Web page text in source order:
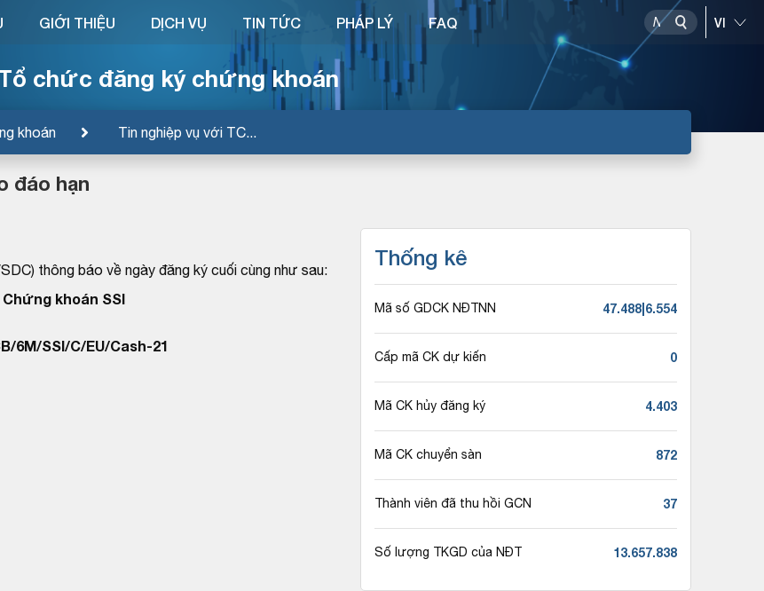
chức đăng ký chứng khoán
khoán Tin nghiệp vụ với TC...
GIỚI THIỆU DỊCH VỤ TIN TỨC PHÁP LÝ FAQ
đáo hạn
thông báo về ngày đăng ký cuối cùng như sau:
khoán SSI
6M/SSI/C/EU/Cash-21
Thống kê
Mã số GDCK NĐTNN 47.488|6.554
Cấp mã CK dự kiến 0
Mã CK hủy đăng ký 4.403
Mã CK chuyển sàn 872
Thành viên đã thu hồi GCN 37
Số lượng TKGD của NĐT 13.657.838